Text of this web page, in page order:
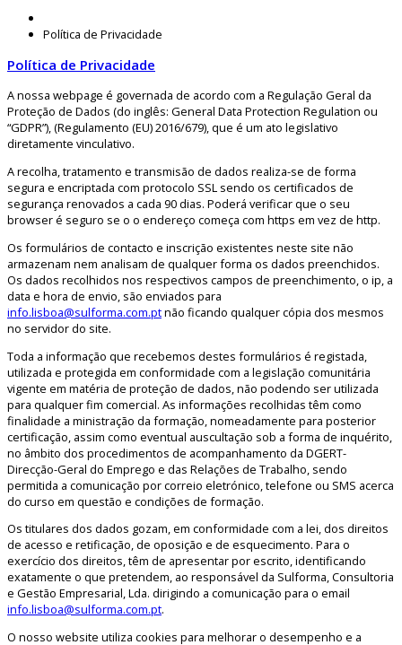
Política de Privacidade
Política de Privacidade
A nossa webpage é governada de acordo com a Regulação Geral da
Proteção de Dados (do inglês: General Data Protection Regulation ou
“GDPR”), (Regulamento (EU) 2016/679), que é um ato legislativo
diretamente vinculativo.
A recolha, tratamento e transmisão de dados realiza-se de forma
segura e encriptada com protocolo SSL sendo os certificados de
segurança renovados a cada 90 dias. Poderá verificar que o seu
browser é seguro se o o endereço começa com https em vez de http.
Os formulários de contacto e inscrição existentes neste site não
armazenam nem analisam de qualquer forma os dados preenchidos.
Os dados recolhidos nos respectivos campos de preenchimento, o ip, a
data e hora de envio, são enviados para
info.lisboa@sulforma.com.ptnão ficando qualquer cópia dos mesmos
no servidor do site.
Toda a informação que recebemos destes formulários é registada,
utilizada e protegida em conformidade com a legislação comunitária
vigente em matéria de proteção de dados, não podendo ser utilizada
para qualquer fim comercial. As informações recolhidas têm como
finalidade a ministração da formação, nomeadamente para posterior
certificação, assim como eventual auscultação sob a forma de inquérito,
no âmbito dos procedimentos de acompanhamento da DGERT-
Direcção-Geral do Emprego e das Relações de Trabalho, sendo
permitida a comunicação por correio eletrónico, telefone ou SMS acerca
do curso em questão e condições de formação.
Os titulares dos dados gozam, em conformidade com a lei, dos direitos
de acesso e retificação, de oposição e de esquecimento. Para o
exercício dos direitos, têm de apresentar por escrito, identificando
exatamente o que pretendem, ao responsável da Sulforma, Consultoria
e Gestão Empresarial, Lda. dirigindo a comunicação para o email
info.lisboa@sulforma.com.pt.
O nosso website utiliza cookies para melhorar o desempenho e a